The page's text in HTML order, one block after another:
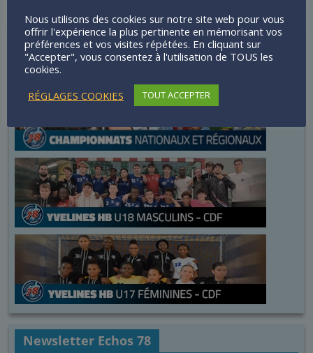
Équipes yvelinoises - Résultats /
Classements
Newsletter Echos 78
Nous utilisons des cookies sur notre site web pour vous
offrir l'expérience la plus pertinente en mémorisant vos
préférences et vos visites répétées. En cliquant sur
"Accepter", vous consentez à l'utilisation de TOUS les
cookies.
RÉGLAGES COOKIES
TOUT ACCEPTER